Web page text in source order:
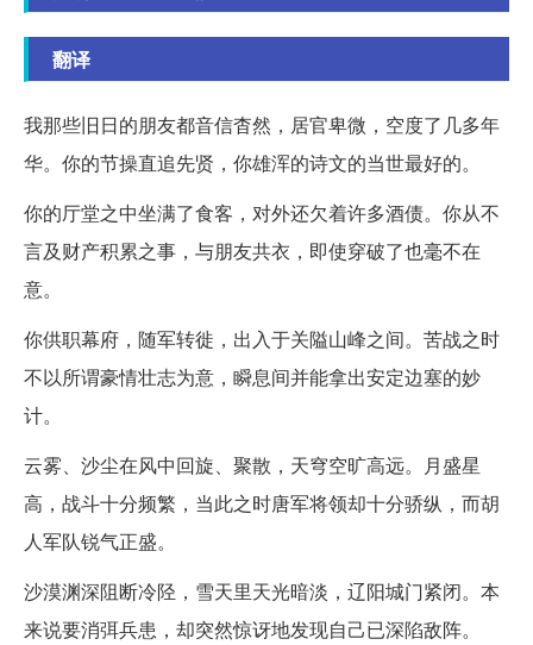
翻译
我那些旧日的朋友都音信杳然，居官卑微，空度了几多年
华。你的节操直追先贤，你雄浑的诗文的当世最好的。
你的厅堂之中坐满了食客，对外还欠着许多酒债。你从不
言及财产积累之事，与朋友共衣，即使穿破了也毫不在
意。
你供职幕府，随军转徙，出入于关隘山峰之间。苦战之时
不以所谓豪情壮志为意，瞬息间并能拿出安定边塞的妙
计。
云雾、沙尘在风中回旋、聚散，天穹空旷高远。月盛星
高，战斗十分频繁，当此之时唐军将领却十分骄纵，而胡
人军队锐气正盛。
沙漠渊深阻断冷陉，雪天里天光暗淡，辽阳城门紧闭。本
来说要消弭兵患，却突然惊讶地发现自己已深陷敌阵。